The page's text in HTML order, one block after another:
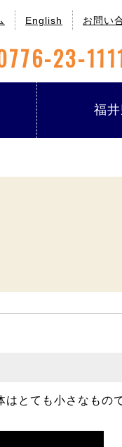
English お問い
23-
福
とても小さなもの